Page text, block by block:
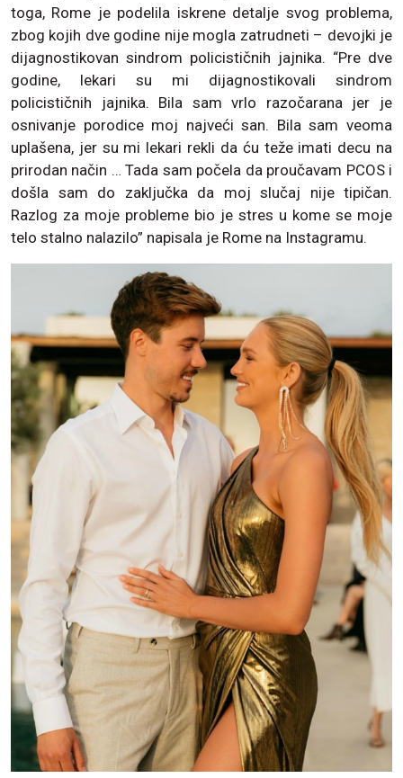
toga, Rome je podelila iskrene detalje svog problema,
zbog kojih dve godine nije mogla zatrudneti – devojki je
dijagnostikovan sindrom policističnih jajnika. “Pre dve
godine, lekari su mi dijagnostikovali sindrom
policističnih jajnika. Bila sam vrlo razočarana jer je
osnivanje porodice moj najveći san. Bila sam veoma
uplašena, jer su mi lekari rekli da ću teže imati decu na
prirodan način … Tada sam počela da proučavam PCOS i
došla sam do zaključka da moj slučaj nije tipičan.
Razlog za moje probleme bio je stres u kome se moje
telo stalno nalazilo” napisala je Rome na Instagramu.